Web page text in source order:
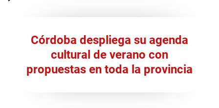
Córdoba despliega su agenda
cultural de verano con
propuestas en toda la provincia